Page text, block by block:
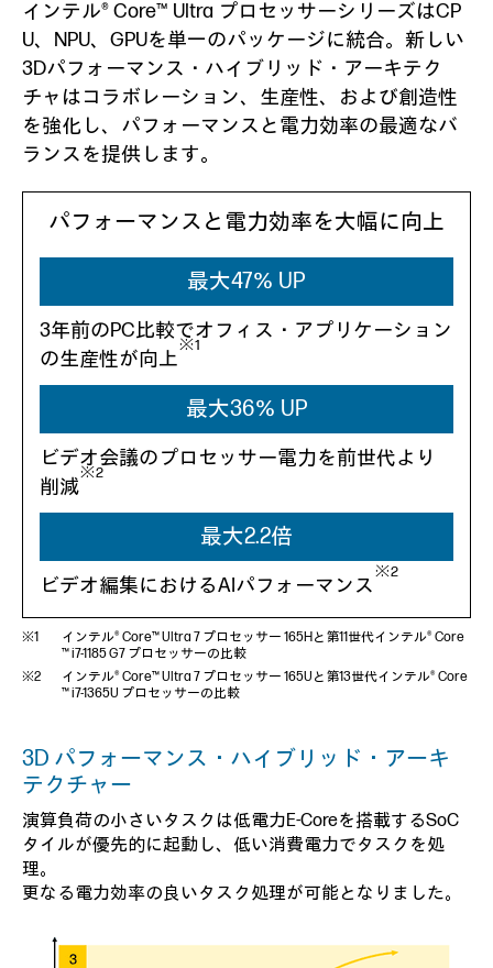
インテル® Core™ Ultra プロセッサーシリーズはCP
U、NPU、GPUを単一のパッケージに統合。新しい
3Dパフォーマンス・ハイブリッド・アーキテク
チャはコラボレーション、生産性、および創造性
を強化し、パフォーマンスと電力効率の最適なバ
ランスを提供します。
パフォーマンスと電力効率を大幅に向上
最大47％ UP
3年前のPC比較でオフィス・アプリケーション
の生産性が向上
※1
最大36％ UP
ビデオ会議のプロセッサー電力を前世代より
削減
※2
最大2.2倍
ビデオ編集におけるAIパフォーマンス
※2
インテル® Core™ Ultra 7 プロセッサー 165Hと第11世代インテル® Core
™ i7-1185 G7 プロセッサーの比較
インテル® Core™ Ultra 7 プロセッサー 165Uと第13世代インテル® Core
™ i7-1365U プロセッサーの比較
3D パフォーマンス・ハイブリッド・アーキ
テクチャー
演算負荷の小さいタスクは低電力E-Coreを搭載するSoC
タイルが優先的に起動し、低い消費電力でタスクを処
理。
更なる電力効率の良いタスク処理が可能となりました。